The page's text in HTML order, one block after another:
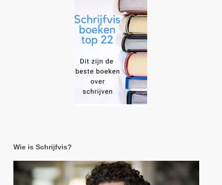
Wie is Schrijfvis?